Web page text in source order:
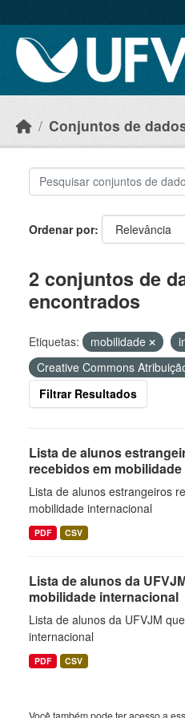
Conjuntos de
Ordenar por
2 conjuntos de
encontrados
Etiquetas: mobilidade
Creative Commons
Filtrar Resultados
Lista de alunos
recebidos em
Lista de alunos estrangeiros
mobilidade internacional
PDF CSV
Lista de alunos da
mobilidade internacional
Lista de alunos da UFVJM
internacional
PDF CSV
Você também pode ter acesso a